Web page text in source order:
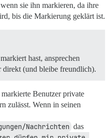
sie ihn markieren, da ihre
bis die Markierung geklärt ist.
hast, ansprechen
direkt (und bleibe freundlich).
Benutzer private
zulässt. Wenn in seinen
Nachrichten das